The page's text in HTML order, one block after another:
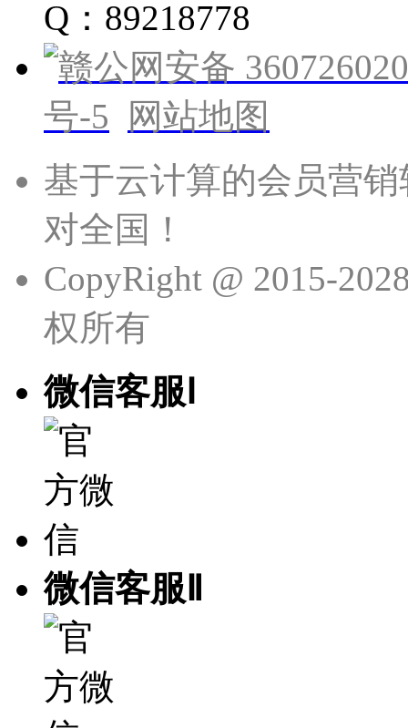
Q：89218778
赣公网安备
号-5
网站地图
基于云计算的会员营
对全国！
CopyRight @ 2015-
权所有
微信客服Ⅰ
微信客服Ⅱ